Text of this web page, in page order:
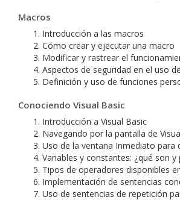
Macros
Introducción a las macros
Cómo crear y ejecutar una macro
Modificar y rastrear el
Aspectos de seguridad en el uso
Definición y uso de funciones
Conociendo Visual Basic
Introducción a Visual Basic
Navegando por la pantalla de
Uso de la ventana Inmediato para
Variables y constantes: ¿qué son y
Tipos de operadores disponibles
Implementación de sentencias
Uso de sentencias de repetición